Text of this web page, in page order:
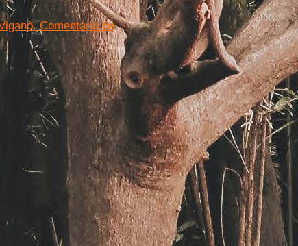
Comentário de